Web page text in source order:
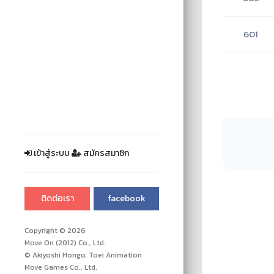
เข้าสู่ระบบ สมัครสมาชิก
ติดต่อเรา facebook
Copyright © 2026
Move On (2012) Co., Ltd.
© Akiyoshi Hongo, Toei Animation
Move Games Co., Ltd.
601